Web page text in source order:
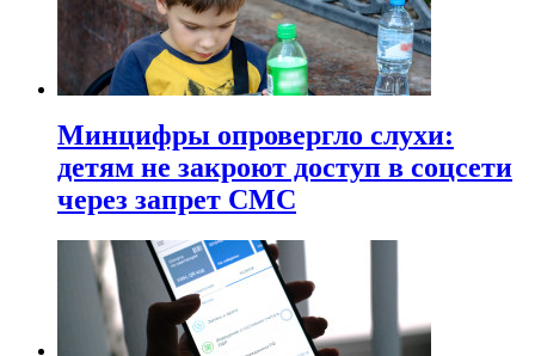
Минцифры опровергло слухи:
детям не закроют доступ в соцсети
через запрет СМС